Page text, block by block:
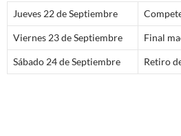
Jueves 22 de Septiembre
Viernes 23 de Septiembre Final
Sábado 24 de Septiembre Retiro